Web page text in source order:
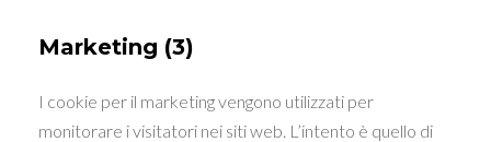
Marketing (3)
I cookie per il marketing vengono utilizzati per
monitorare i visitatori nei siti web. L’intento è quello di